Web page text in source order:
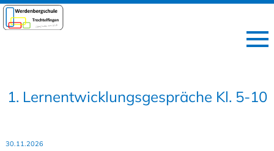
1. Lernentwicklungsgespräche Kl. 5-10
30.11.2026